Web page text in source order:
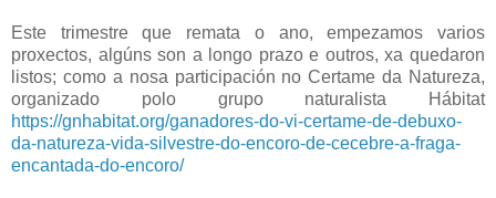
Este trimestre que remata o ano, empezamos varios
proxectos, algúns son a longo prazo e outros, xa quedaron
listos; como a nosa participación no Certame da Natureza,
organizado polo grupo naturalista Hábitat
https://gnhabitat.org/ganadores-do-vi-certame-de-debuxo-
da-natureza-vida-silvestre-do-encoro-de-cecebre-a-fraga-
encantada-do-encoro/